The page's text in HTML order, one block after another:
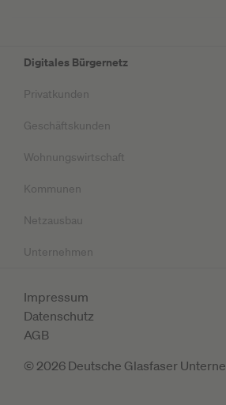
Digitales Bürgernetz
Privatkunden
Geschäftskunden
Wohnungswirtschaft
Kommunen
Netzausbau
Unternehmen
Impressum
Datenschutz
AGB
© 2026 Deutsche Glasfaser